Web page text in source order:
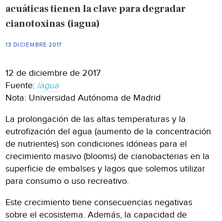
acuáticas tienen la clave para degradar
cianotoxinas (iagua)
13 DICIEMBRE 2017
12 de diciembre de 2017
Fuente: iagua
Nota: Universidad Autónoma de Madrid
La prolongación de las altas temperaturas y la
eutrofización del agua (aumento de la concentración
de nutrientes) son condiciones idóneas para el
crecimiento masivo (blooms) de cianobacterias en la
superficie de embalses y lagos que solemos utilizar
para consumo o uso recreativo.
Este crecimiento tiene consecuencias negativas
sobre el ecosistema. Además, la capacidad de